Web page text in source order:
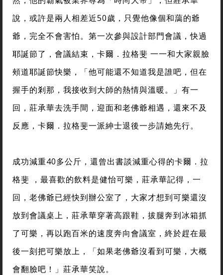
說，或許是兩人相差近50歲，只覺他像個和藹的爺
爺，完全不會害怕。第一次參與設計部門會議，快過
耶誕節了，會議結束，卡爾．拉格斐 一一和大家親臉
頰道耶誕節快樂，「他可能還不知道我是誰吧，但在
握手的剎那，我接收到大師的熱情與溫暖。」有一
回，莊承華去洗手間，迎面和老佛爺相遇，還來不及
反應，卡爾．拉格斐一派紳士退後一步請她先行。
成功減重40多公斤，還曾出書談減重心得的卡爾．拉
格斐 ，最喜歡的飲料是健怡可樂，莊承華記得，一
回，老佛爺已經快到辦公室了，大家才想到可樂還沒
放到會議桌上，莊承華穿著高跟鞋，拔腿奔到冰箱抓
了可樂，再以跑百米的速度奔向會議室，終於趕在最
後一刻把可樂放上，「如果老佛爺沒看到可樂，大概
會翻臉吧！」莊承華笑說。